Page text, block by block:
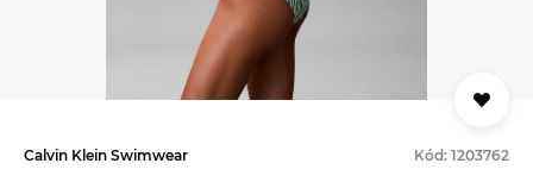
Calvin Klein Swimwear Kód: 1203762